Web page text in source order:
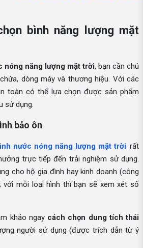
bình năng lượng mặt
nóng năng lượng mặt trời, bạn cần chú
dòng máy và thương hiệu. Với các
toàn có thể lựa chọn được sản phẩm
sử dụng.
bảo ôn
nước nóng năng lượng mặt trời rất
trực tiếp đến trải nghiệm sử dụng.
cho hộ gia đình hay kinh doanh (công
với mỗi loại hình thì bạn sẽ xem xét số
khảo ngay cách chọn dung tích thái
người sử dụng (được trích dẫn từ ý